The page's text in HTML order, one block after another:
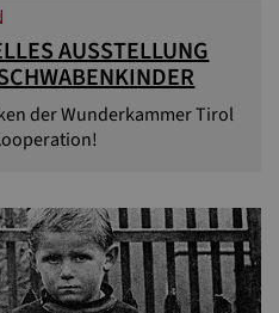
AUSSTELLUNG
der Wunderkammer Tirol